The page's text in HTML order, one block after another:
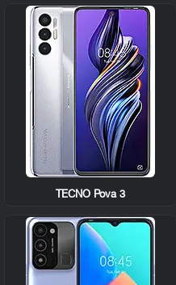
TECNO Pova 3